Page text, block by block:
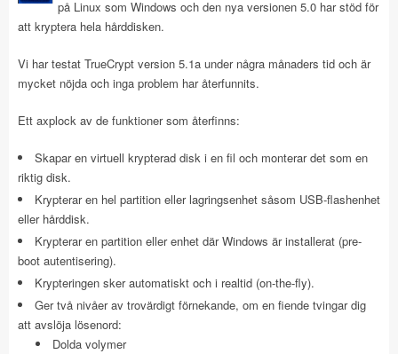
på Linux som Windows och den nya versionen 5.0 har stöd för
att kryptera hela hårddisken.
Vi har testat TrueCrypt version 5.1a under några månaders tid och är
mycket nöjda och inga problem har återfunnits.
Ett axplock av de funktioner som återfinns:
Skapar en virtuell krypterad disk i en fil och monterar det som en
riktig disk.
Krypterar en hel partition eller lagringsenhet såsom USB-flashenhet
eller hårddisk.
Krypterar en partition eller enhet där Windows är installerat (pre-
boot autentisering).
Krypteringen sker automatiskt och i realtid (on-the-fly).
Ger två nivåer av trovärdigt förnekande, om en fiende tvingar dig
att avslöja lösenord:
Dolda volymer